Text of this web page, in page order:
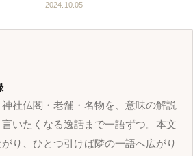
2024.10.05
社仏閣・老舗・名物を、意味の解説
いたくなる逸話まで一語ずつ。本文
り、ひとつ引けば隣の一語へ広がり